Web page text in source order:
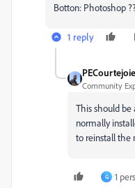
Botton: Photoshop
1 reply
PECourtejoie
Community
This should be
normally
to reinstall the
G 1